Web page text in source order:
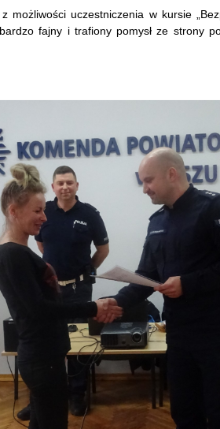
możliwości uczestniczenia w kursie
fajny i trafiony pomysł ze strony